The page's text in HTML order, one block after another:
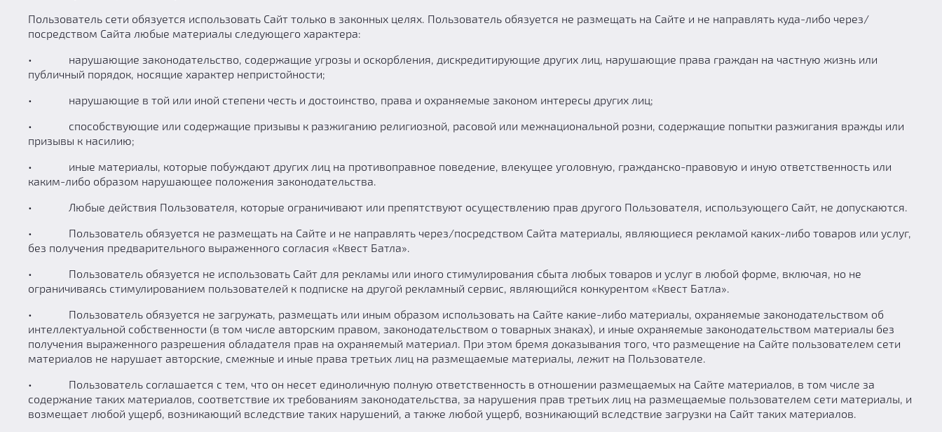
Пользователь сети обязуется использовать Сайт только в законных целях. Пользователь обязуется не размещать на Сайте и не направлять куда-либо через/
посредством Сайта любые материалы следующего характера:
• нарушающие законодательство, содержащие угрозы и оскорбления, дискредитирующие других лиц, нарушающие права граждан на частную жизнь или
публичный порядок, носящие характер непристойности;
• нарушающие в той или иной степени честь и достоинство, права и охраняемые законом интересы других лиц;
• способствующие или содержащие призывы к разжиганию религиозной, расовой или межнациональной розни, содержащие попытки разжигания вражды или
призывы к насилию;
• иные материалы, которые побуждают других лиц на противоправное поведение, влекущее уголовную, гражданско-правовую и иную ответственность или
каким-либо образом нарушающее положения законодательства.
• Любые действия Пользователя, которые ограничивают или препятствуют осуществлению прав другого Пользователя, использующего Сайт, не допускаются.
• Пользователь обязуется не размещать на Сайте и не направлять через/посредством Сайта материалы, являющиеся рекламой каких-либо товаров или услуг,
без получения предварительного выраженного согласия «Квест Батла».
• Пользователь обязуется не использовать Сайт для рекламы или иного стимулирования сбыта любых товаров и услуг в любой форме, включая, но не
ограничиваясь стимулированием пользователей к подписке на другой рекламный сервис, являющийся конкурентом «Квест Батла».
• Пользователь обязуется не загружать, размещать или иным образом использовать на Сайте какие-либо материалы, охраняемые законодательством об
интеллектуальной собственности (в том числе авторским правом, законодательством о товарных знаках), и иные охраняемые законодательством материалы без
получения выраженного разрешения обладателя прав на охраняемый материал. При этом бремя доказывания того, что размещение на Сайте пользователем сети
материалов не нарушает авторские, смежные и иные права третьих лиц на размещаемые материалы, лежит на Пользователе.
• Пользователь соглашается с тем, что он несет единоличную полную ответственность в отношении размещаемых на Сайте материалов, в том числе за
содержание таких материалов, соответствие их требованиям законодательства, за нарушения прав третьих лиц на размещаемые пользователем сети материалы, и
возмещает любой ущерб, возникающий вследствие таких нарушений, а также любой ущерб, возникающий вследствие загрузки на Сайт таких материалов.